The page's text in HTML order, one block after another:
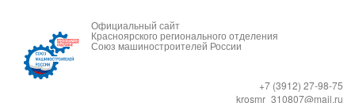
Официальный сайт
Красноярского регионального отделения
Союз машиностроителей России
+7 (3912) 27-98-75
krosmr_310807@mail.ru